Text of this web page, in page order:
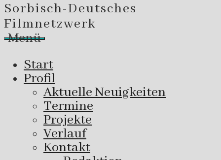
Sorbisch-Deutsches
Filmnetzwerk
Menü
Start
Profil
Aktuelle Neuigkeiten
Termine
Projekte
Verlauf
Kontakt